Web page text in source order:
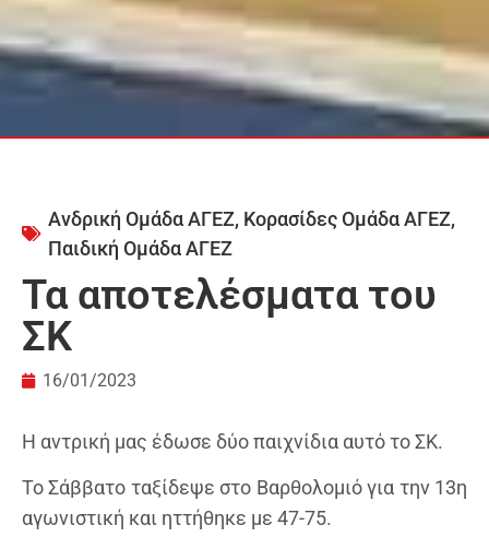
Ανδρική Ομάδα ΑΓΕΖ, Κορασίδες Ομάδα ΑΓΕΖ,
Παιδική Ομάδα ΑΓΕΖ
Τα αποτελέσματα του
ΣΚ
16/01/2023
Η αντρική μας έδωσε δύο παιχνίδια αυτό το ΣΚ.
Το Σάββατο ταξίδεψε στο Βαρθολομιό για την 13η
αγωνιστική και ηττήθηκε με 47-75.